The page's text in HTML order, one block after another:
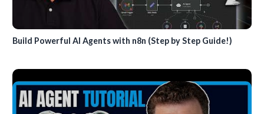
Build Powerful AI Agents with n8n (Step by Step Guide!)